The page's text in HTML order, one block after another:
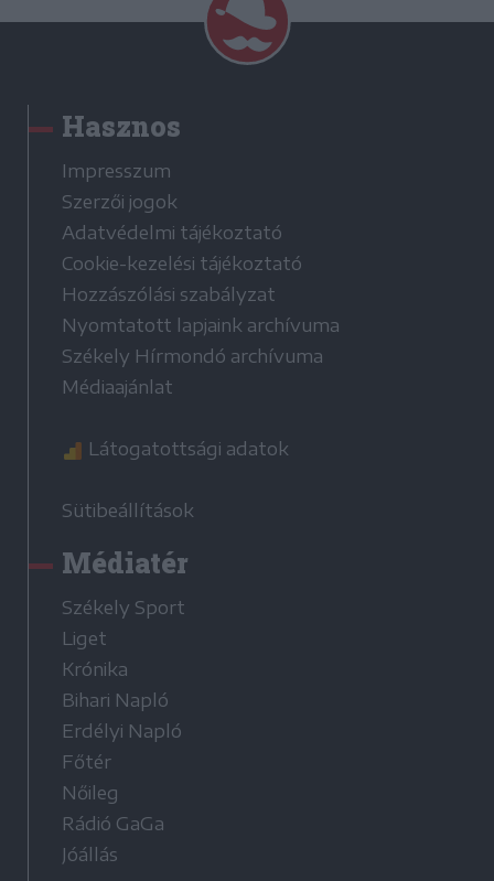
Hasznos
Impresszum
Szerzői jogok
Adatvédelmi tájékoztató
Cookie-kezelési tájékoztató
Hozzászólási szabályzat
Nyomtatott lapjaink archívuma
Székely Hírmondó archívuma
Médiaajánlat
Látogatottsági adatok
Sütibeállítások
Médiatér
Székely Sport
Liget
Krónika
Bihari Napló
Erdélyi Napló
Főtér
Nőileg
Rádió GaGa
Jóállás